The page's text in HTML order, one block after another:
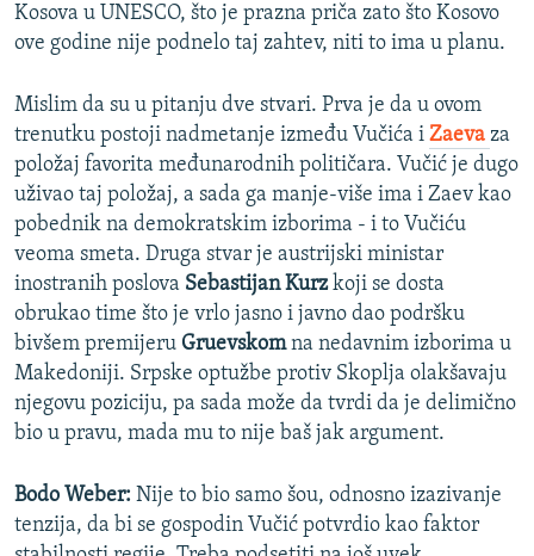
Kosova u UNESCO, što je prazna priča zato što Kosovo
ove godine nije podnelo taj zahtev, niti to ima u planu.
Mislim da su u pitanju dve stvari. Prva je da u ovom
trenutku postoji nadmetanje između Vučića i Zaeva za
položaj favorita međunarodnih političara. Vučić je dugo
uživao taj položaj, a sada ga manje-više ima i Zaev kao
pobednik na demokratskim izborima - i to Vučiću
veoma smeta. Druga stvar je austrijski ministar
inostranih poslova Sebastijan Kurzkoji se dosta
obrukao time što je vrlo jasno i javno dao podršku
bivšem premijeru Gruevskomna nedavnim izborima u
Makedoniji. Srpske optužbe protiv Skoplja olakšavaju
njegovu poziciju, pa sada može da tvrdi da je delimično
bio u pravu, mada mu to nije baš jak argument.
Bodo Weber: Nije to bio samo šou, odnosno izazivanje
tenzija, da bi se gospodin Vučić potvrdio kao faktor